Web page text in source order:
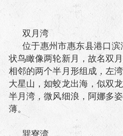
双月湾
位于惠州市惠东县港口
状鸟瞰像两轮新月，故名双
相邻的两个半月形组成，左
大星山，如蛟龙出海，似双
半月湾，微风细浪，阿娜多
薄。
巽寮湾